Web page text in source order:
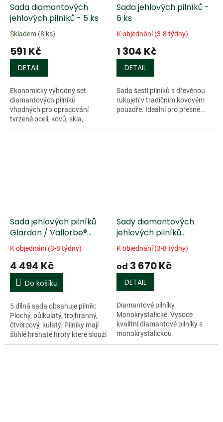
Sada diamantových
jehlových pilníků - 5 ks
Skladem (8 ks)
591 Kč
DETAIL
Ekonomicky výhodný set
diamantových pilníků
vhodných pro opracování
tvrzené oceli, kovů, skla,
keramiky apod. Vhodné také
Sada jehlových pilníků -
6 ks
K objednání (3-8 týdny)
1 304 Kč
DETAIL
Sada šesti pilníků s dřevěnou
rukojetí v tradičním kovovém
pouzdře. Ideální pro přesné...
Sada jehlových pilníků
Glardon / Vallorbe®
Habilis - 5 ks
K objednání (3-8 týdny)
4 494 Kč
Do košíku
5 dílná sada obsahuje pilník:
Plochý, půlkulatý, trojhranný,
čtvercový, kulatý. Pilníky mají
štíhlé hranaté hroty které slouží
jako rukojeti. Jsou vhodné pro
Sady diamantových
jehlových pilníků
Monocrystalin - 5 ks
K objednání (3-8 týdny)
od 3 670 Kč
DETAIL
Diamantové pilníky
Monokrystalické: Vysoce
kvalitní diamantové pilníky s
monokrystalickou
diamantovou vrstvou pro